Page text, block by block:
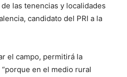
las tenencias y localidades
candidato del PRI a la
el campo, permitirá la
en el medio rural